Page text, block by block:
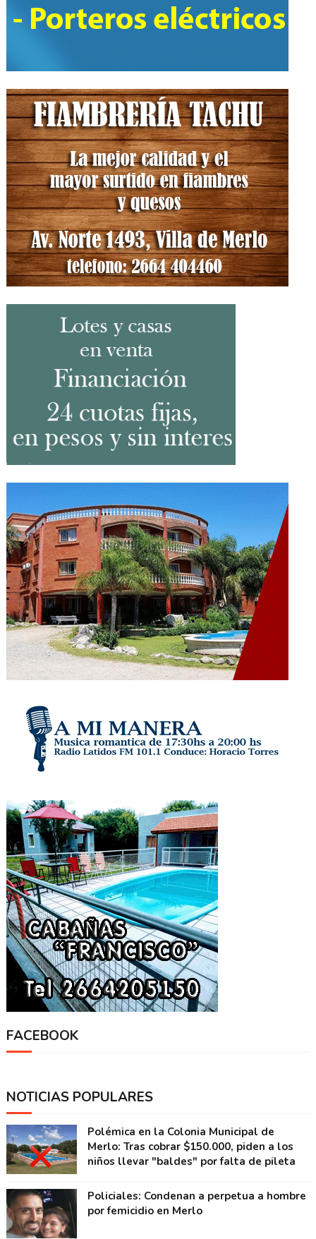
FACEBOOK
NOTICIAS POPULARES
Polémica en la Colonia Municipal de
Merlo: Tras cobrar $150.000, piden a los
niños llevar "baldes" por falta de pileta
Policiales: Condenan a perpetua a hombre
por femicidio en Merlo